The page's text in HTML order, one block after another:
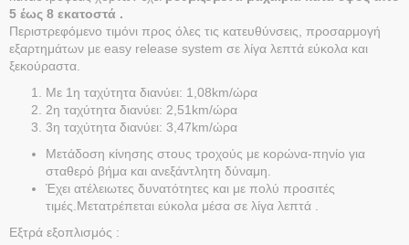
5 έως 8 εκατοστά .
Περιστρεφόμενο τιμόνι προς όλες τις κατευθύνσεις, προσαρμογή
εξαρτημάτων με easy release system σε λίγα λεπτά εύκολα και
ξεκούραστα.
Με 1η ταχύτητα διανύει: 1,08km/ώρα
2η ταχύτητα διανύει: 2,51km/ώρα
3η ταχύτητα διανύει: 3,47km/ώρα
Μετάδοση κίνησης στους τροχούς με κορώνα-πηνίο για
σταθερό βήμα και ανεξάντλητη δύναμη.
Έχει ατέλειωτες δυνατότητες και με πολύ προσιτές
τιμές.Μετατρέπεται εύκολα μέσα σε λίγα λεπτά .
Εξτρά εξοπλισμός :